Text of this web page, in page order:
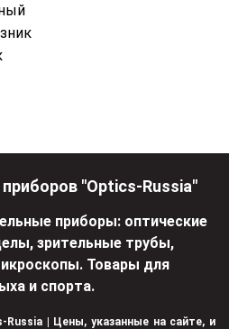
приборов "Optics-Russia"
приборы: оптические
зрительные трубы,
Товары для
и спорта.
| Цены, указанные на сайте, и